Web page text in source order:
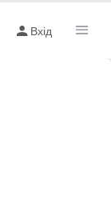
Вхід